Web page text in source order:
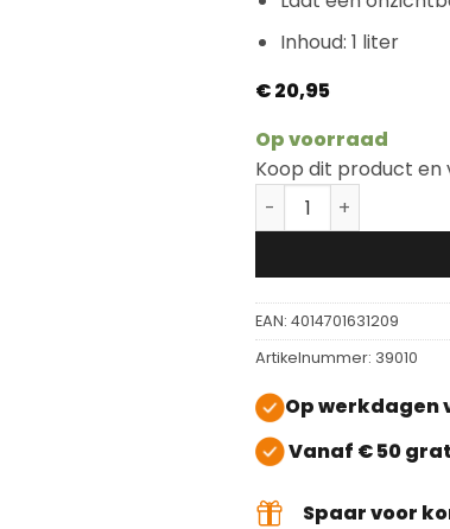
Inhoud: 1 liter
€20,95
Op voorraad
Koop dit product en
Lecol Care Cleaner
EAN: 4014701631209
Artikelnummer: 39010
Op werkdagen
Vanaf € 50
Spaar voor